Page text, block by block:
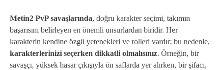
Metin2 PvP savaşlarında, doğru karakter seçimi, takımın
başarısını belirleyen en önemli unsurlardan biridir. Her
karakterin kendine özgü yetenekleri ve rolleri vardır; bu nedenle,
karakterlerinizi seçerken dikkatli olmalısınız. Örneğin, bir
savaşçı, yüksek hasar çıkışıyla ön saflarda yer alırken, bir şifacı,